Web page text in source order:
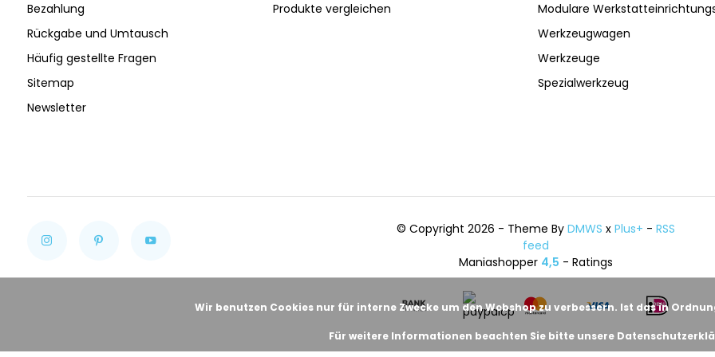
Bezahlung
Rückgabe und Umtausch
Häufig gestellte Fragen
Sitemap
Newsletter
Produkte vergleichen
Modulare
Werkzeugwagen
Werkzeuge
Spezialwerkzeug
© Copyright 2026 - Theme ByDMWS xPlus+ -RSS
feed
Maniashopper 4,5 - Ratings
Wir benutzen Cookies nur für interne Zwecke um den Webshop zu verbessern. Ist das in
Für weitere Informationen beachten Sie bitte unsere